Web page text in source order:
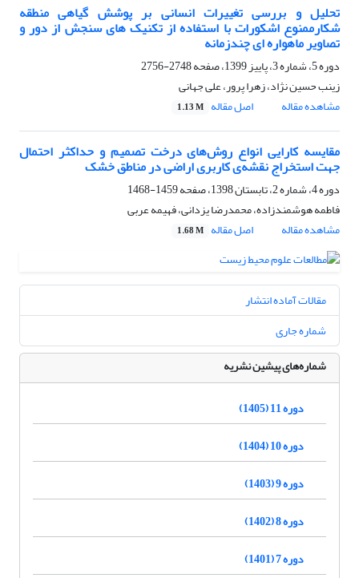
تحلیل و بررسی تغییرات انسانی بر پوشش گیاهی منطقه
شکارممنوع اشکورات با استفاده از تکنیک های سنجش از دور و
تصاویر ماهواره ای چندزمانه
دوره 5، شماره 3، پاییز 1399، صفحه
2748-2756
زینب حسین نژاد، زهرا پرور، علی جهانی
مشاهده مقاله
اصل مقاله 1.13 M
مقایسه کارایی انواع روش‌های درخت تصمیم و حداکثر احتمال
جهت استخراج نقشه‌ی کاربری اراضی در مناطق خشک
دوره 4، شماره 2، تابستان 1398، صفحه
1459-1468
فاطمه هوشمندزاده، محمدرضا یزدانی، فهیمه عربی
مشاهده مقاله
اصل مقاله 1.68 M
مقالات آماده انتشار
شماره جاری
شماره‌های پیشین نشریه
دوره 11 (1405)
دوره 10 (1404)
دوره 9 (1403)
دوره 8 (1402)
دوره 7 (1401)